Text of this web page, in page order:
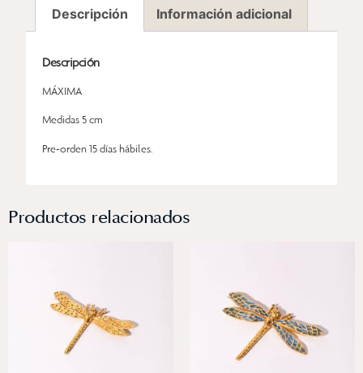
Descripción Información adicional
Descripción
MÁXIMA
Medidas 5 cm
Pre-orden 15 días hábiles.
Productos relacionados